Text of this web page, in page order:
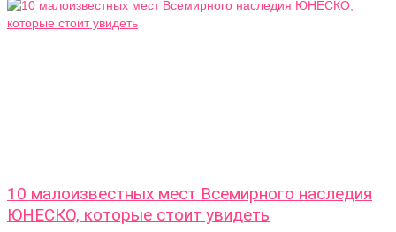
10 малоизвестных мест Всемирного наследия
ЮНЕСКО, которые стоит увидеть